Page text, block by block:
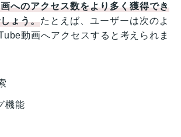
へのアクセス数をより多く獲得でき
ょう。たとえば、ユーザーは次のよ
動画へアクセスすると考えられま
機能